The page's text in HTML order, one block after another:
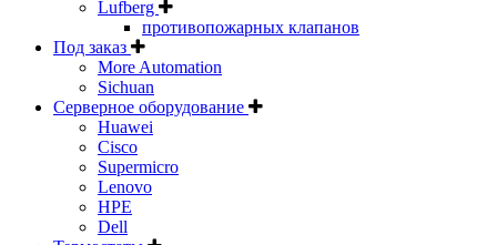
Lufberg
противопожарных клапанов
Под заказ
More Automation
Sichuan
Серверное оборудование
Huawei
Cisco
Supermicro
Lenovo
HPE
Dell